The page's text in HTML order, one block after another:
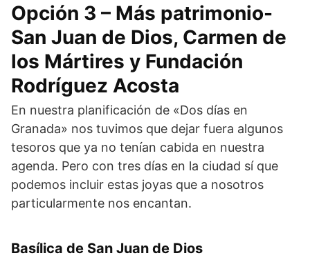
Opción 3 – Más patrimonio-
San Juan de Dios, Carmen de
los Mártires y Fundación
Rodríguez Acosta
En nuestra planificación de «Dos días en
Granada» nos tuvimos que dejar fuera algunos
tesoros que ya no tenían cabida en nuestra
agenda. Pero con tres días en la ciudad sí que
podemos incluir estas joyas que a nosotros
particularmente nos encantan.
Basílica de San Juan de Dios